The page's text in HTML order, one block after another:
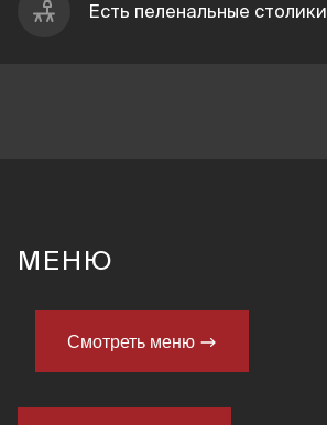
Есть пеленальные столики
МЕНЮ
Смотреть меню